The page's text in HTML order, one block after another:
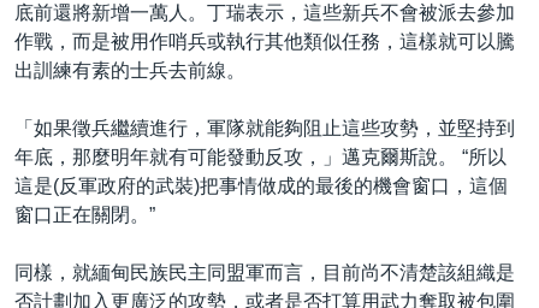
底前還將新增一萬人。丁瑞表示，這些新兵不會被派去參加
作戰，而是被用作哨兵或執行其他類似任務，這樣就可以騰
出訓練有素的士兵去前線。
「如果徵兵繼續進行，軍隊就能夠阻止這些攻勢，並堅持到
年底，那麼明年就有可能發動反攻，」邁克爾斯說。 “所以
這是(反軍政府的武裝)把事情做成的最後的機會窗口，這個
窗口正在關閉。”
同樣，就緬甸民族民主同盟軍而言，目前尚不清楚該組織是
否計劃加入更廣泛的攻勢，或者是否打算用武力奪取被包圍